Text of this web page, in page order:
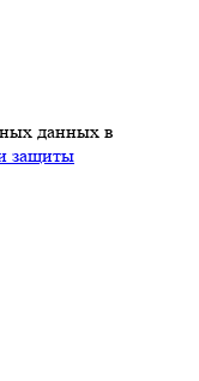
данных в
защиты